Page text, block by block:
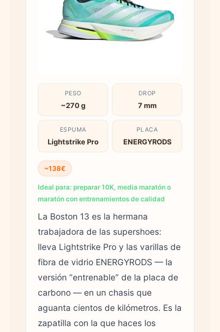
PESO
~270 g
DROP
7 mm
ESPUMA
Lightstrike Pro
PLACA
ENERGYRODS
~138€
Ideal para: preparar 10K, media maratón o
maratón con entrenamientos de calidad
La Boston 13 es la hermana
trabajadora de las supershoes:
lleva Lightstrike Pro y las varillas de
fibra de vidrio ENERGYRODS — la
versión “entrenable” de la placa de
carbono — en un chasis que
aguanta cientos de kilómetros. Es la
zapatilla con la que haces los